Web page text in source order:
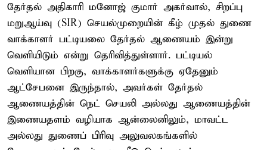
தேர்தல் அதிகாரி மனோஜ் குமார் அகர்வால், சிறப்பு
மறுஆய்வு (SIR) செயல்முறையின் கீழ் முதல் துணை
வாக்காளர் பட்டியலை தேர்தல் ஆணையம் இன்று
வெளியிடும் என்று தெரிவித்துள்ளார். பட்டியல்
வெளியான பிறகு, வாக்காளர்களுக்கு ஏதேனும்
ஆட்சேபனை இருந்தால், அவர்கள் தேர்தல்
ஆணையத்தின் நெட் செயலி அல்லது ஆணையத்தின்
இணையதளம் வழியாக ஆன்லைனிலும், மாவட்ட
அல்லது துணைப் பிரிவு அலுவலகங்களில்